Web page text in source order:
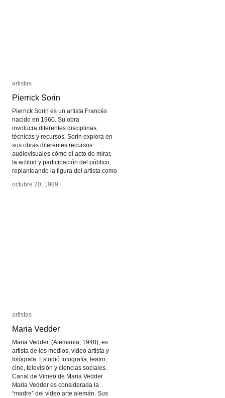
artistas
Pierrick Sorin
Pierrick Sorin es un artista Francés
nacido en 1960. Su obra
involucra diferentes disciplinas,
técnicas y recursos. Sorin explora en
sus obras diferentes recursos
audiovisuales cómo el acto de mirar,
la actitud y participación del público,
replanteando la figura del artista como
octubre 20, 1989 /
artistas
Pierrick Sorin
octubre 20, 1989 /
artistas
Maria Vedder
Maria Vedder, (Alemania, 1948), es
artista de los medios, video artista y
fotógrafa. Estudió fotografía, teatro,
cine, televisión y ciencias sociales.
Canal de Vimeo de Maria Vedder
Maria Vedder es considerada la
“madre” del video arte alemán. Sus
artistas
Maria Vedder